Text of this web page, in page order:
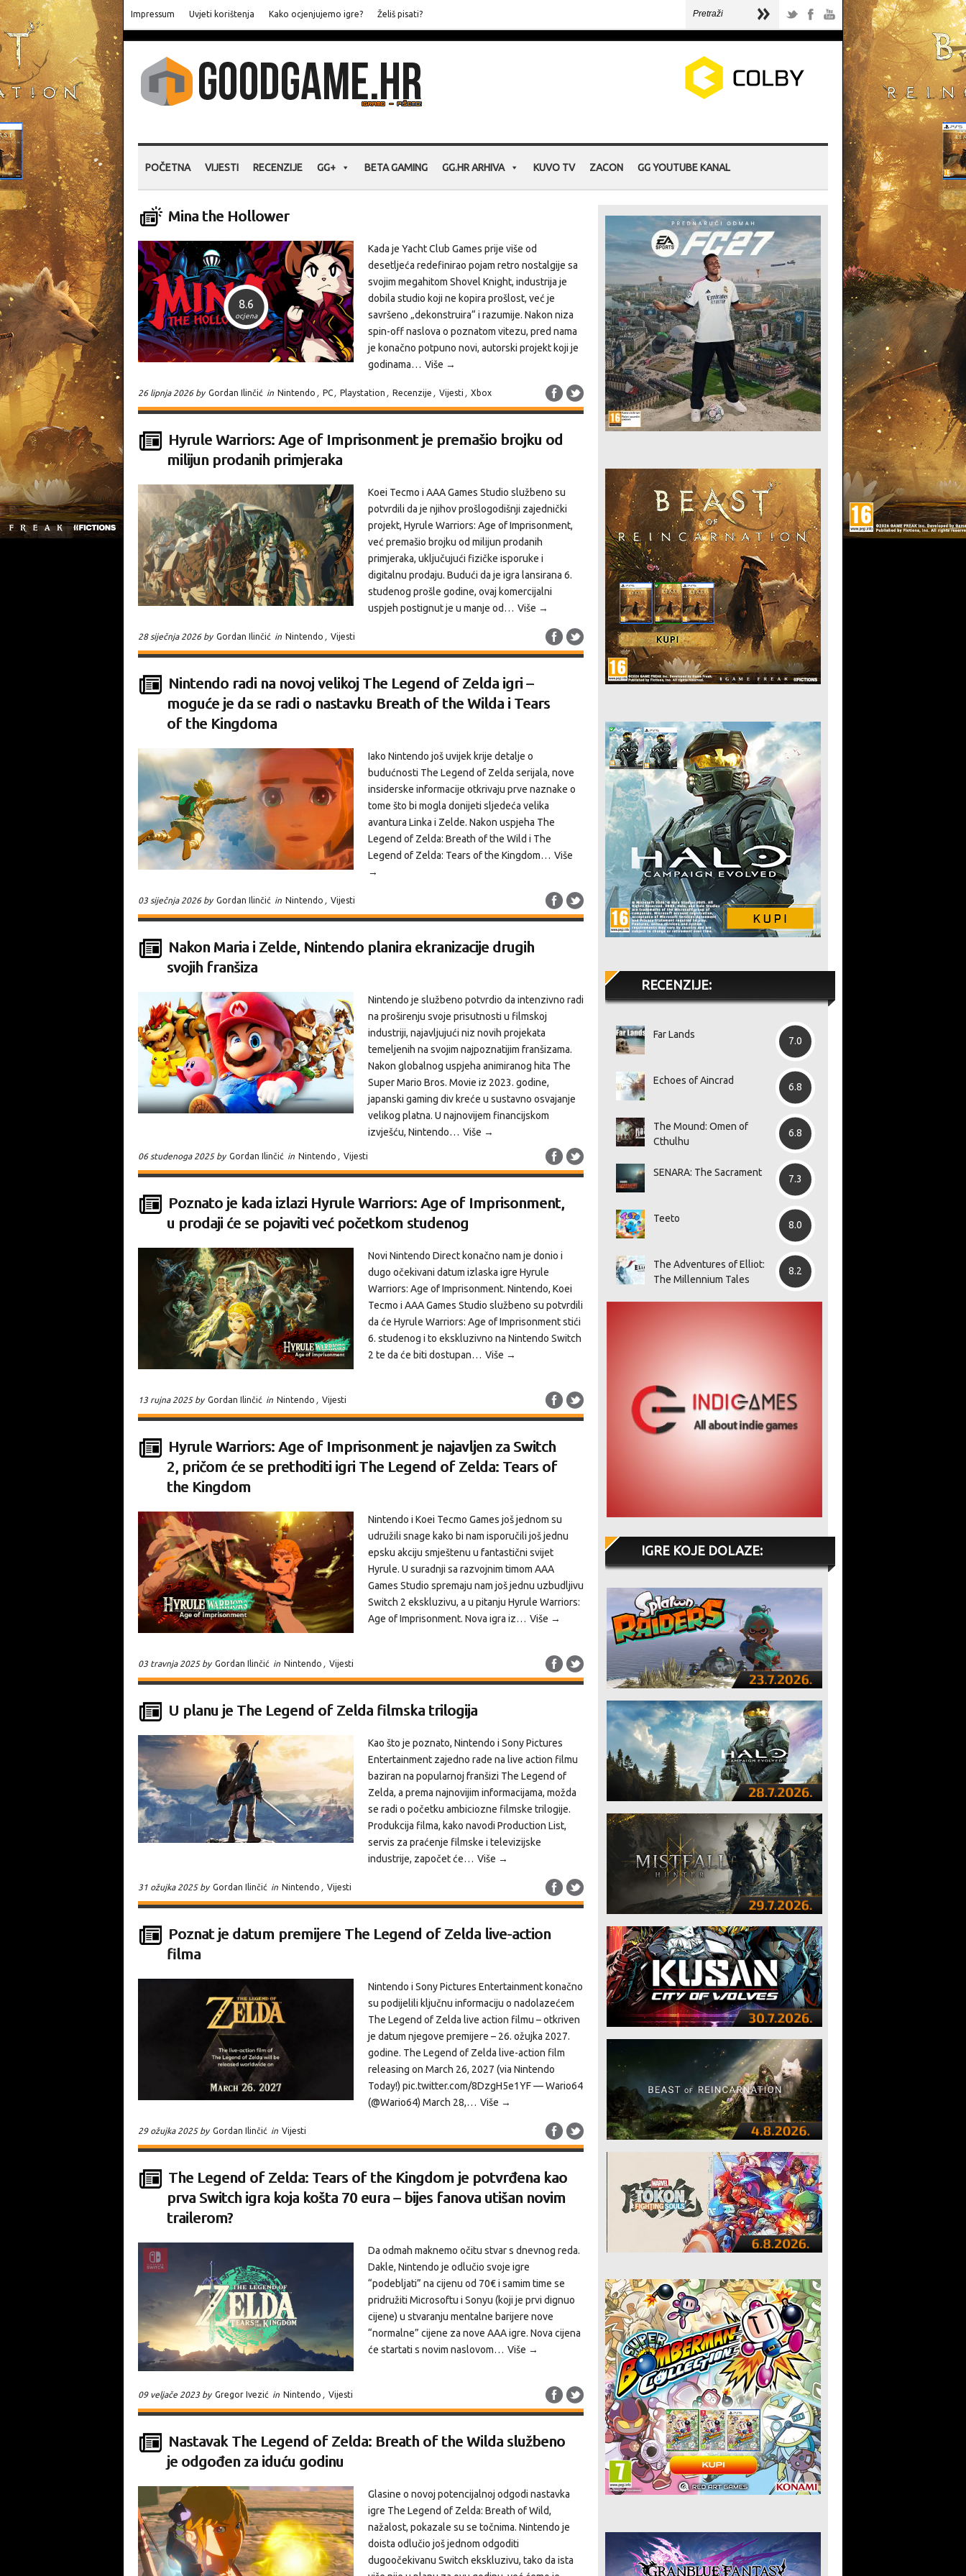
Impressum Uvjeti korištenja Kako ocjenjujemo igre? Želiš pisati?
POČETNA VIJESTI RECENZIJE GG+ BETA GAMING GG.HR ARHIVA KUVO TV ZACON GG YOUTUBE KANAL
Mina the Hollower
8.6
ocjena
Kada je Yacht Club Games prije više od
desetljeća redefinirao pojam retro nostalgije sa
svojim megahitom Shovel Knight, industrija je
dobila studio koji ne kopira prošlost, već je
savršeno „dekonstruira“ i razumije. Nakon niza
spin-off naslova o poznatom vitezu, pred nama
je konačno potpuno novi, autorski projekt koji je
godinama… Više →
26 lipnja 2026 by Gordan Ilinčić in Nintendo , PC , Playstation , Recenzije , Vijesti , Xbox
Hyrule Warriors: Age of Imprisonment je premašio brojku od
milijun prodanih primjeraka
Koei Tecmo i AAA Games Studio službeno su
potvrdili da je njihov prošlogodišnji zajednički
projekt, Hyrule Warriors: Age of Imprisonment,
već premašio brojku od milijun prodanih
primjeraka, uključujući fizičke isporuke i
digitalnu prodaju. Budući da je igra lansirana 6.
studenog prošle godine, ovaj komercijalni
uspjeh postignut je u manje od… Više →
28 siječnja 2026 by Gordan Ilinčić in Nintendo , Vijesti
Nintendo radi na novoj velikoj The Legend of Zelda igri –
moguće je da se radi o nastavku Breath of the Wilda i Tears
of the Kingdoma
Iako Nintendo još uvijek krije detalje o
budućnosti The Legend of Zelda serijala, nove
insiderske informacije otkrivaju prve naznake o
tome što bi mogla donijeti sljedeća velika
avantura Linka i Zelde. Nakon uspjeha The
Legend of Zelda: Breath of the Wild i The
Legend of Zelda: Tears of the Kingdom… Više
→
03 siječnja 2026 by Gordan Ilinčić in Nintendo , Vijesti
Nakon Maria i Zelde, Nintendo planira ekranizacije drugih
svojih franšiza
Nintendo je službeno potvrdio da intenzivno radi
na proširenju svoje prisutnosti u filmskoj
industriji, najavljujući niz novih projekata
temeljenih na svojim najpoznatijim franšizama.
Nakon globalnog uspjeha animiranog hita The
Super Mario Bros. Movie iz 2023. godine,
japanski gaming div kreće u sustavno osvajanje
velikog platna. U najnovijem financijskom
izvješću, Nintendo… Više →
06 studenoga 2025 by Gordan Ilinčić in Nintendo , Vijesti
Poznato je kada izlazi Hyrule Warriors: Age of Imprisonment,
u prodaji će se pojaviti već početkom studenog
Novi Nintendo Direct konačno nam je donio i
dugo očekivani datum izlaska igre Hyrule
Warriors: Age of Imprisonment. Nintendo, Koei
Tecmo i AAA Games Studio službeno su potvrdili
da će Hyrule Warriors: Age of Imprisonment stići
6. studenog i to ekskluzivno na Nintendo Switch
2 te da će biti dostupan… Više →
13 rujna 2025 by Gordan Ilinčić in Nintendo , Vijesti
Hyrule Warriors: Age of Imprisonment je najavljen za Switch
2, pričom će se prethoditi igri The Legend of Zelda: Tears of
the Kingdom
Nintendo i Koei Tecmo Games još jednom su
udružili snage kako bi nam isporučili još jednu
epsku akciju smještenu u fantastični svijet
Hyrule. U suradnji sa razvojnim timom AAA
Games Studio spremaju nam još jednu uzbudljivu
Switch 2 ekskluzivu, a u pitanju Hyrule Warriors:
Age of Imprisonment. Nova igra iz… Više →
03 travnja 2025 by Gordan Ilinčić in Nintendo , Vijesti
U planu je The Legend of Zelda filmska trilogija
Kao što je poznato, Nintendo i Sony Pictures
Entertainment zajedno rade na live action filmu
baziran na popularnoj franšizi The Legend of
Zelda, a prema najnovijim informacijama, možda
se radi o početku ambiciozne filmske trilogije.
Produkcija filma, kako navodi Production List,
servis za praćenje filmske i televizijske
industrije, započet će… Više →
31 ožujka 2025 by Gordan Ilinčić in Nintendo , Vijesti
Poznat je datum premijere The Legend of Zelda live-action
filma
Nintendo i Sony Pictures Entertainment konačno
su podijelili ključnu informaciju o nadolazećem
The Legend of Zelda live action filmu – otkriven
je datum njegove premijere – 26. ožujka 2027.
godine. The Legend of Zelda live-action film
releasing on March 26, 2027 (via Nintendo
Today!) pic.twitter.com/8DzgH5e1YF — Wario64
(@Wario64) March 28,… Više →
29 ožujka 2025 by Gordan Ilinčić in Vijesti
The Legend of Zelda: Tears of the Kingdom je potvrđena kao
prva Switch igra koja košta 70 eura – bijes fanova utišan novim
trailerom?
Da odmah maknemo očitu stvar s dnevnog reda.
Dakle, Nintendo je odlučio svoje igre
“podebljati” na cijenu od 70€ i samim time se
pridružiti Microsoftu i Sonyu (koji je prvi dignuo
cijene) u stvaranju mentalne barijere nove
“normalne” cijene za nove AAA igre. Nova cijena
će startati s novim naslovom… Više →
09 veljače 2023 by Gregor Ivezić in Nintendo , Vijesti
Nastavak The Legend of Zelda: Breath of the Wilda službeno
je odgođen za iduću godinu
Glasine o novoj potencijalnoj odgodi nastavka
igre The Legend of Zelda: Breath of Wild,
nažalost, pokazale su se točnima. Nintendo je
doista odlučio još jednom odgoditi
dugoočekivanu Switch ekskluzivu, tako da ista
RECENZIJE:
Far Lands
7.0
Echoes of Aincrad
6.8
The Mound: Omen of
Cthulhu
6.8
SENARA: The Sacrament
7.3
Teeto
8.0
The Adventures of Elliot:
The Millennium Tales
8.2
IGRE KOJE DOLAZE: